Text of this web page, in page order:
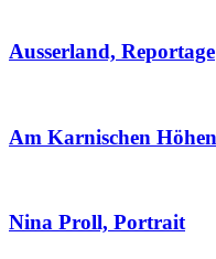
Ausserland, Reportage
Am Karnischen
Nina Proll, Portrait